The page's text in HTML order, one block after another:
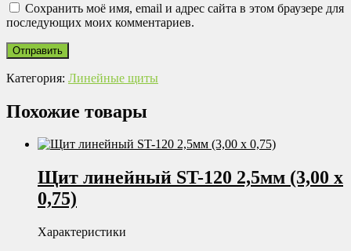
Сохранить моё имя, email и адрес сайта в этом браузере для
последующих моих комментариев.
Категория: Линейные щиты
Похожие товары
Щит линейный ST-120 2,5мм (3,00 х
0,75)
Характеристики